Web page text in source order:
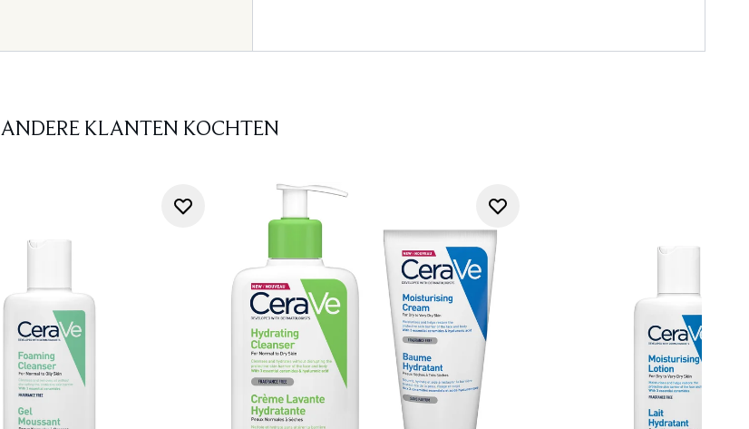
ANDERE KLANTEN KOCHTEN